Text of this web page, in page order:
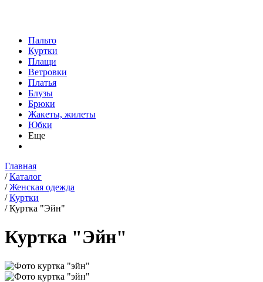
Пальто
Куртки
Плащи
Ветровки
Платья
Блузы
Брюки
Жакеты, жилеты
Юбки
Еще
Главная
/ Каталог
/ Женская одежда
/ Куртки
/ Куртка "Эйн"
Куртка "Эйн"